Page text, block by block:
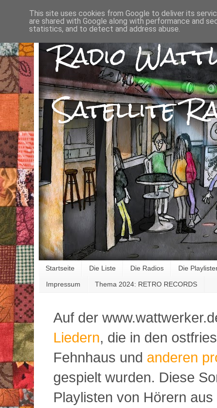
Radio
Satellite
Startseite Die Liste Die Radios Die
Impressum Thema 2024: RETRO RECORDS
Auf der
Liedern, die in den
Fehnhaus und anderen
gespielt wurden. Diese
Playlisten von Hörern
This site uses cookies from Google to deliver its
are shared with Google along with performance and
statistics, and to detect and address abuse.